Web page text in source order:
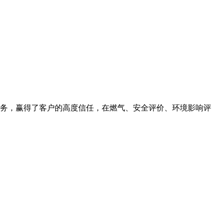
，赢得了客户的高度信任，在燃气、安全评价、环境影响评